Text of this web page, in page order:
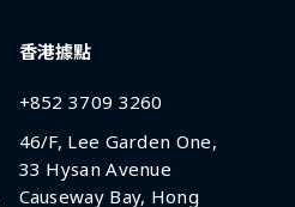
香港據點
+852 3709 3260
46/F, Lee Garden One,
33 Hysan Avenue
Causeway Bay, Hong